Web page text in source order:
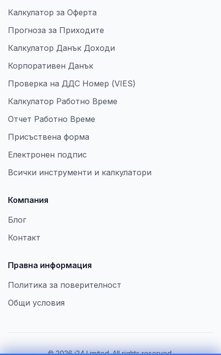
Калкулатор за Оферта
Прогноза за Приходите
Калкулатор Данък Доходи
Корпоративен Данък
Проверка на ДДС Номер (VIES)
Калкулатор Работно Време
Отчет Работно Време
Присъствена форма
Електронен подпис
Всички инструменти и калкулатори
Компания
Блог
Контакт
Правна информация
Политика за поверителност
Общи условия
©2026i24 Limited. All rights reserved.